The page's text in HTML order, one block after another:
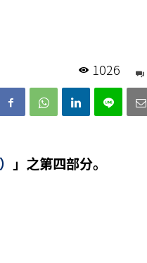
1026
」之第四部分。